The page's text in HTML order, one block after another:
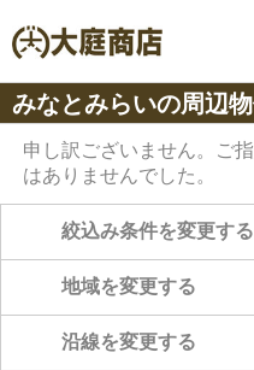
みなとみらいの周辺
申し訳ございません。ご
はありませんでした。
絞込み条件を変更する
地域を変更する
沿線を変更する